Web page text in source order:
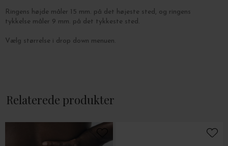
Ringens højde måler 15 mm. på det højeste sted, og ringens
tykkelse måler 9 mm. på det tykkeste sted.
Vælg størrelse i drop down menuen.
Relaterede produkter